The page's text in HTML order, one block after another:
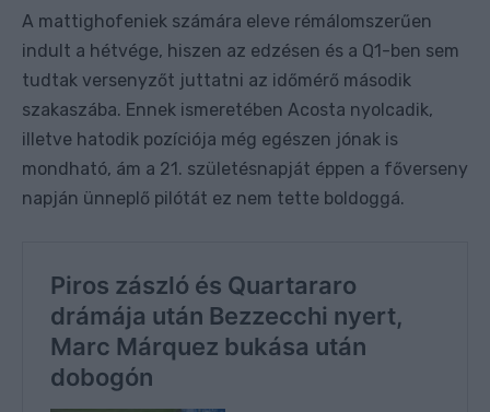
A mattighofeniek számára eleve rémálomszerűen
indult a hétvége, hiszen az edzésen és a Q1-ben sem
tudtak versenyzőt juttatni az időmérő második
szakaszába. Ennek ismeretében Acosta nyolcadik,
illetve hatodik pozíciója még egészen jónak is
mondható, ám a 21. születésnapját éppen a főverseny
napján ünneplő pilótát ez nem tette boldoggá.